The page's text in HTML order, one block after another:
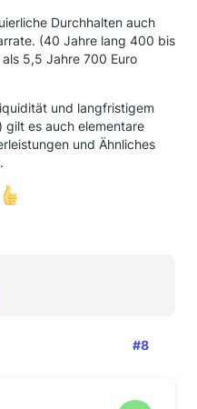
Durchhalten auch
(40 Jahre lang 400 bis
5,5 Jahre 700 Euro
und langfristigem
gilt es auch elementare
und Ähnliches
#8